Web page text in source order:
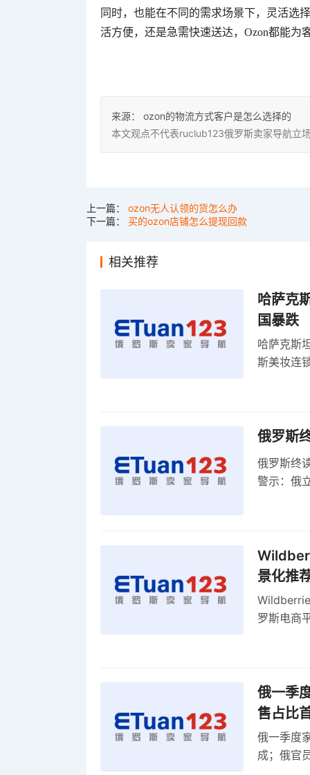
同时，也能在不同的需求场景下，灵活选
活方便，还是急需快速送达，Ozon都能为
来源：
ozon的物流方式客户是怎么选择的
本文观点不代表ruclub123俄罗斯卖家导航立
上一篇： ozon无人认领的货怎么办
下一篇： 买的ozon店铺怎么提现回款
相关推荐
哈萨克
国暴跌
哈萨克斯
斯美妆连
俄罗斯
俄罗斯终
警示：俄
景化推
罗斯电商
俄一季
售占比
俄一季度
成；俄官